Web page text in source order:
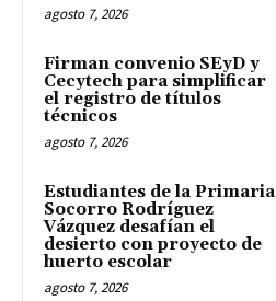
agosto 7, 2026
Firman convenio SEyD y
Cecytech para simplificar
el registro de títulos
técnicos
agosto 7, 2026
Estudiantes de la Primaria
Socorro Rodríguez
Vázquez desafían el
desierto con proyecto de
huerto escolar
agosto 7, 2026